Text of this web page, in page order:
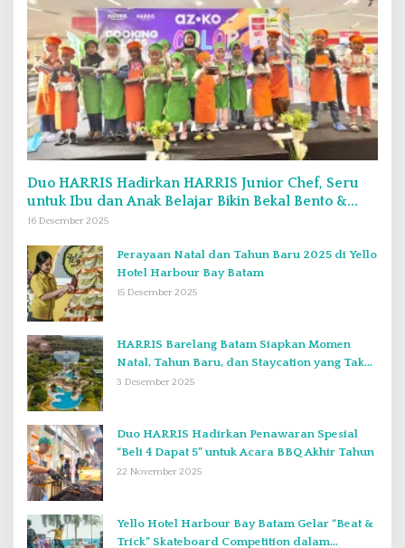
Duo HARRIS Hadirkan HARRIS Junior Chef, Seru
untuk Ibu dan Anak Belajar Bikin Bekal Bento &
Kimbab
16 Desember 2025
Perayaan Natal dan Tahun Baru 2025 di Yello
Hotel Harbour Bay Batam
15 Desember 2025
HARRIS Barelang Batam Siapkan Momen
Natal, Tahun Baru, dan Staycation yang Tak
Terlupakan di Desember 2025
3 Desember 2025
Duo HARRIS Hadirkan Penawaran Spesial
“Beli 4 Dapat 5” untuk Acara BBQ Akhir Tahun
22 November 2025
Yello Hotel Harbour Bay Batam Gelar “Beat &
Trick” Skateboard Competition dalam